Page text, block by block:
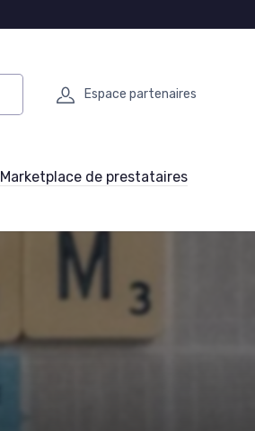
Espace partenaires
Marketplace de prestataires